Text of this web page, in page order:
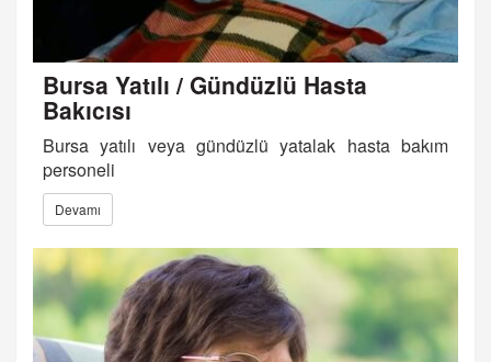
Bursa Yatılı / Gündüzlü Hasta
Bakıcısı
Bursa yatılı veya gündüzlü yatalak hasta bakım
personeli
Devamı